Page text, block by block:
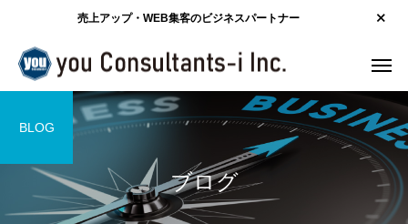
売上アップ・WEB集客のビジネスパートナー
ブログ
BLOG